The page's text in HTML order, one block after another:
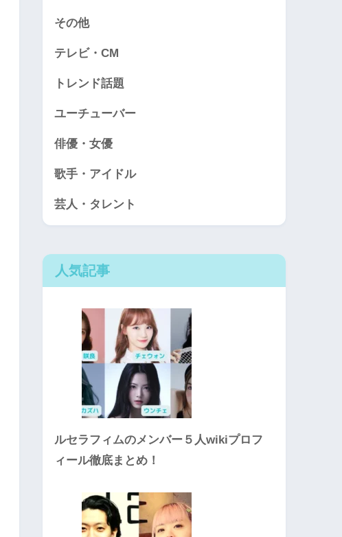
その他
テレビ・CM
トレンド話題
ユーチューバー
俳優・女優
歌手・アイドル
芸人・タレント
人気記事
ルセラフィムのメンバー５人wikiプロフ
ィール徹底まとめ！